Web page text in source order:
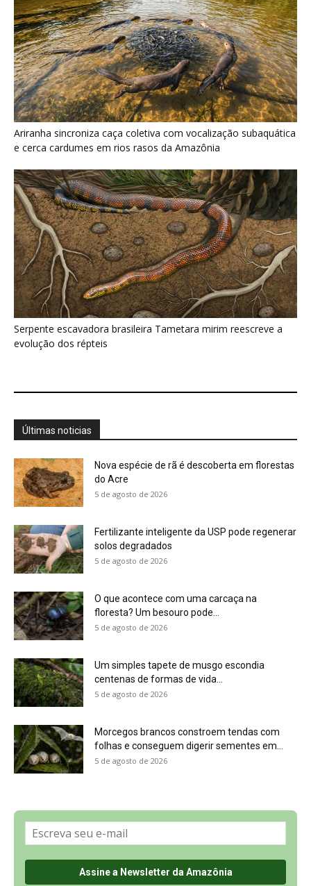
Serpente escavadora brasileira Tametara mirim reescreve a
evolução dos répteis
Últimas noticias
Nova espécie de rã é descoberta em florestas
do Acre
5 de agosto de 2026
Fertilizante inteligente da USP pode regenerar
solos degradados
5 de agosto de 2026
Um simples tapete de musgo escondia
5 de agosto de 2026
5 de agosto de 2026
Política de Privacidade, LGPD e RGPD
Últimas Notícias
🌎 Español
©